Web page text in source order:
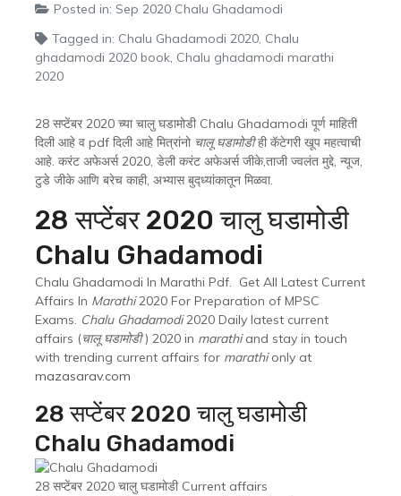
Posted in: Sep 2020 Chalu Ghadamodi
Tagged in: Chalu Ghadamodi 2020, Chalu
ghadamodi 2020 book, Chalu ghadamodi marathi
2020
28 सप्टेंबर 2020 च्या चालु घडामोडी Chalu Ghadamodi पूर्ण माहिती
दिली आहे व pdf दिली आहे मित्रांनो चालू घडामोडीही कॅटेगरी खूप महत्वाची
आहे. करंट अफेअर्स 2020, डेली करंट अफेअर्स जीके,ताजी ज्वलंत मुद्दे, न्यूज,
टुडे जीके आणि बरेच काही, अभ्यास बुद्ध्यांकातून मिळवा.
28 सप्टेंबर 2020 चालु घडामोडी
Chalu Ghadamodi
Chalu Ghadamodi In Marathi Pdf. Get All Latest Current
Affairs In Marathi2020 For Preparation of MPSC
Exams. Chalu Ghadamodi2020 Daily latest current
affairs (चालू घडामोडी) 2020 in marathiand stay in touch
with trending current affairs for marathionly at
mazasarav.com
28 सप्टेंबर 2020 चालु घडामोडी
Chalu Ghadamodi
28 सप्टेंबर 2020 चालु घडामोडी Current affairs